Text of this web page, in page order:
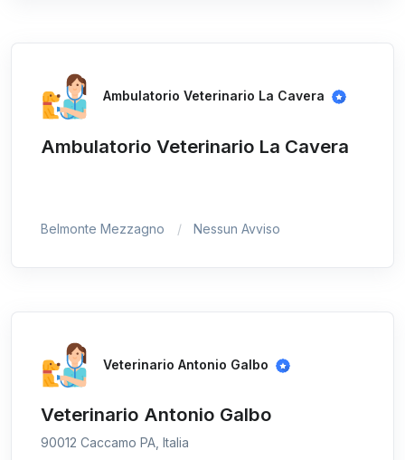
Ambulatorio Veterinario La Cavera
Ambulatorio Veterinario La Cavera
Belmonte Mezzagno Nessun Avviso
Veterinario Antonio Galbo
Veterinario Antonio Galbo
90012 Caccamo PA, Italia